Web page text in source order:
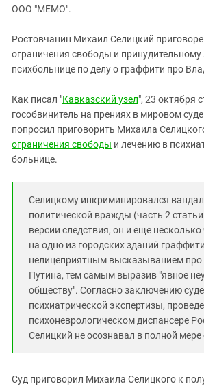
ИНАКОМЫСЛИЕ
МОБИЛИЗАЦИЯ
Дагестан
Кабардино-Балкария
Калмыкия
Карачаево-Черкесия
Краснодарский край
Нагорный Карабах
Российская Федерация
Северная Осетия - Алания
Ставропольский край
Чечня
Южная Осетия
Южный Кавказ
ЮФО
ООО "МЕМО".
Ростовчанин Михаил Селицкий
ограничения свободы и
психбольнице по делу о граффити про
Как писал "Кавказский узел", 23 октября
гособвинитель на прениях в мировом
попросил приговорить Михаила
ограничения свободы и лечению в
больнице.
Селицкому инкриминировался
политической вражды (часть 2
версии следствия, он и еще
на одно из городских зданий
нелицеприятным высказыванием
Путина, тем самым выразив "явное
обществу". Согласно заключению
психиатрической экспертизы,
психоневрологическом диспансере
Селицкий не осознавал в полной мере
Суд приговорил Михаила Селицкого к